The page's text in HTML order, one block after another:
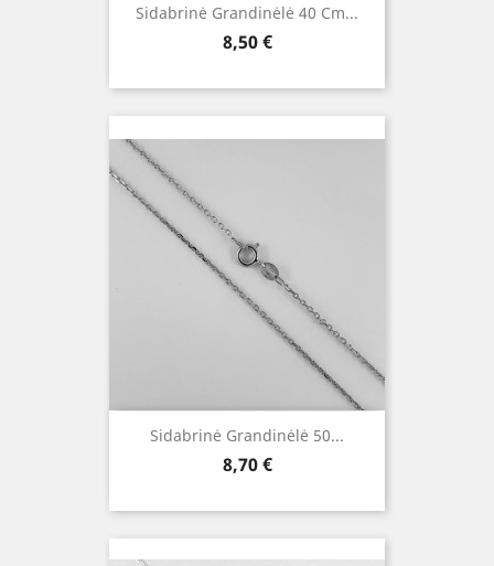
Sidabrinė Grandinėlė 40 Cm...
Kaina
8,50 €
Sidabrinė Grandinėlė 50...
Kaina
8,70 €